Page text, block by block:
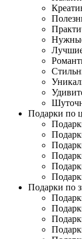
Подарки по
Подарки по